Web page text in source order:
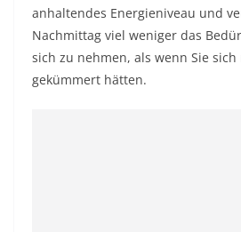
anhaltendes Energieniveau und
Nachmittag viel weniger das
sich zu nehmen, als wenn Sie sich
gekümmert hätten.